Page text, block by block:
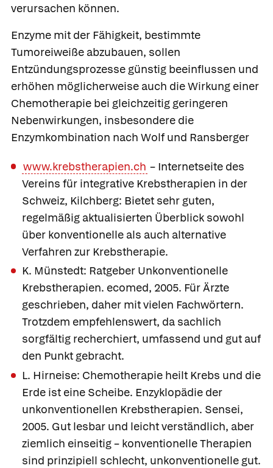
verursachen können.
Enzyme mit der Fähigkeit, bestimmte
Tumoreiweiße abzubauen, sollen
Entzündungsprozesse günstig beeinflussen und
erhöhen möglicherweise auch die Wirkung einer
Chemotherapie bei gleichzeitig geringeren
Nebenwirkungen, insbesondere die
Enzymkombination nach Wolf und Ransberger
www.krebstherapien.ch – Internetseite des
Vereins für integrative Krebstherapien in der
Schweiz, Kilchberg: Bietet sehr guten,
regelmäßig aktualisierten Überblick sowohl
über konventionelle als auch alternative
Verfahren zur Krebstherapie.
K. Münstedt: Ratgeber Unkonventionelle
Krebstherapien. ecomed, 2005. Für Ärzte
geschrieben, daher mit vielen Fachwörtern.
Trotzdem empfehlenswert, da sachlich
sorgfältig recherchiert, umfassend und gut auf
den Punkt gebracht.
L. Hirneise: Chemotherapie heilt Krebs und die
Erde ist eine Scheibe. Enzyklopädie der
unkonventionellen Krebstherapien. Sensei,
2005. Gut lesbar und leicht verständlich, aber
ziemlich einseitig – konventionelle Therapien
sind prinzipiell schlecht, unkonventionelle gut.